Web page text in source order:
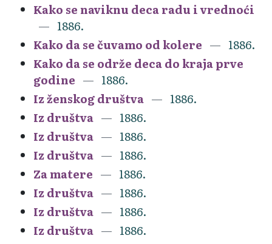
Kako se naviknu deca radu i vrednoći
1886.
Kako da se čuvamo od kolere
1886.
Kako da se održe deca do kraja prve
godine
1886.
Iz ženskog društva
1886.
Iz društva
1886.
Iz društva
1886.
Iz društva
1886.
Za matere
1886.
Iz društva
1886.
Iz društva
1886.
Iz društva
1886.